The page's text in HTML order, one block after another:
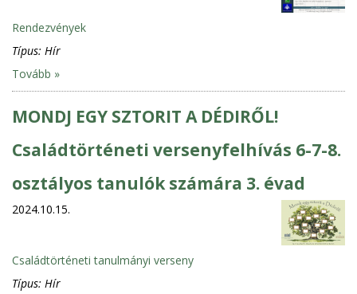
Rendezvények
Típus: Hír
Tovább »
MONDJ EGY SZTORIT A DÉDIRŐL!
Családtörténeti versenyfelhívás 6-7-8.
osztályos tanulók számára 3. évad
2024.10.15.
Családtörténeti tanulmányi verseny
Típus: Hír